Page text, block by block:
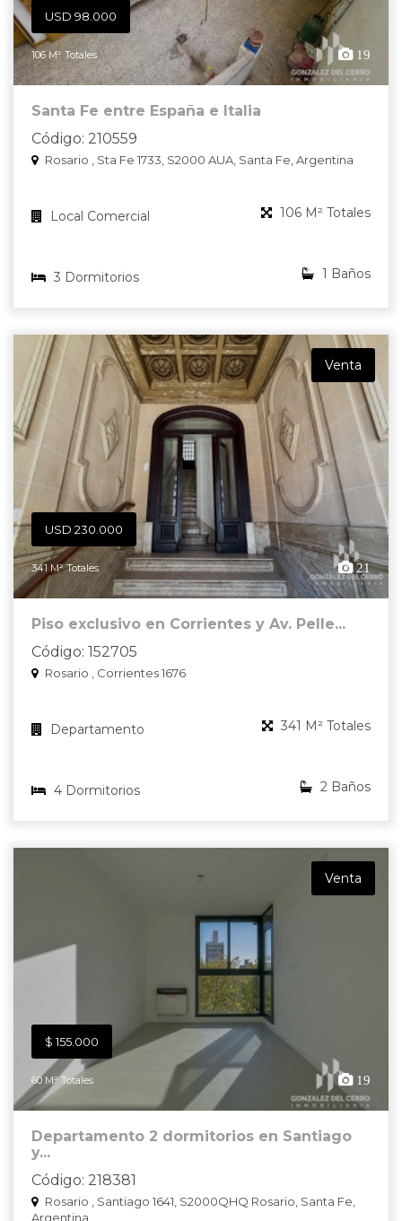
USD 98.000
106 M² Totales 19
Santa Fe entre España e Italia
Código: 210559
Rosario , Sta Fe 1733, S2000 AUA, Santa Fe, Argentina
Local Comercial 106 M² Totales
3 Dormitorios 1 Baños
Venta
USD 230.000
341 M² Totales 21
Piso exclusivo en Corrientes y Av. Pelle...
Código: 152705
Rosario , Corrientes 1676
Departamento 341 M² Totales
4 Dormitorios 2 Baños
Venta
$ 155.000
60 M² Totales 19
Departamento 2 dormitorios en Santiago
y...
Código: 218381
Rosario , Santiago 1641, S2000QHQ Rosario, Santa Fe,
Argentina